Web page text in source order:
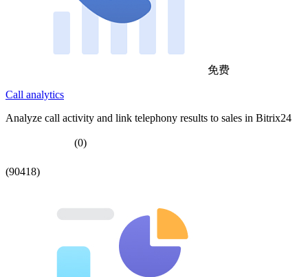
免费
Call analytics
Analyze call activity and link telephony results to sales in Bitrix24
(0)
(90418)